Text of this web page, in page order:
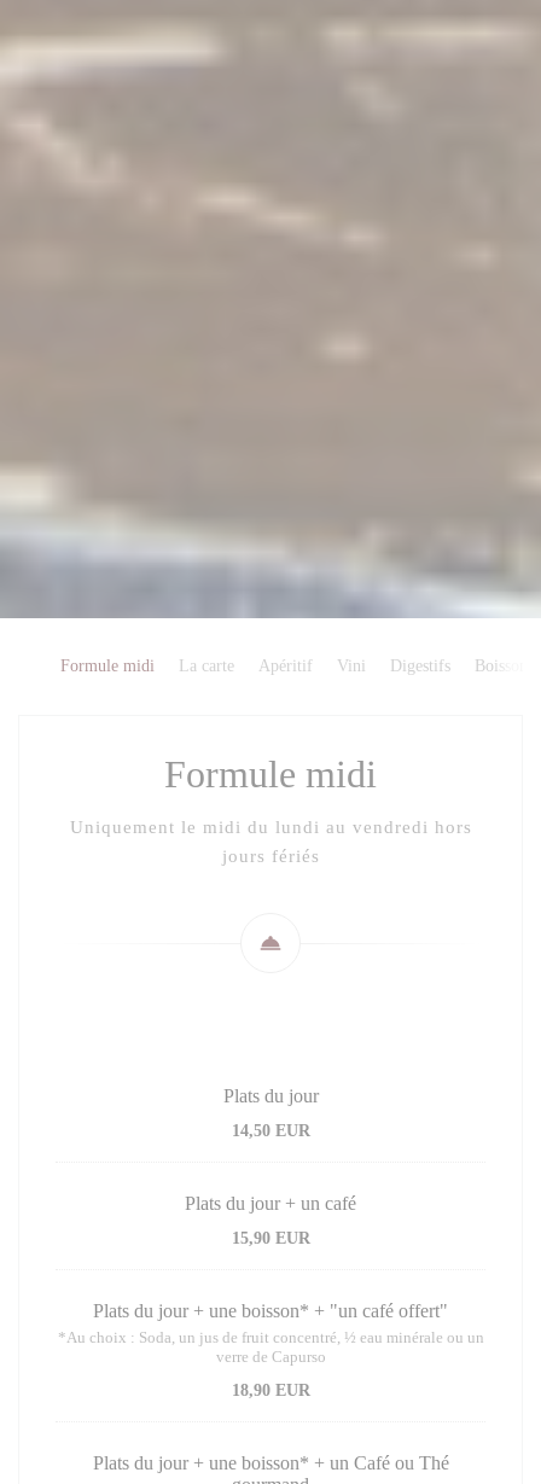
Formule midi La carte Apéritif Vini Digestifs Boissons
Formule midi
Uniquement le midi du lundi au vendredi hors
jours fériés
Plats du jour
14,50 EUR
Plats du jour + un café
15,90 EUR
Plats du jour + une boisson* + "un café offert"
*Au choix : Soda, un jus de fruit concentré, ½ eau minérale ou un
verre de Capurso
18,90 EUR
Plats du jour + une boisson* + un Café ou Thé